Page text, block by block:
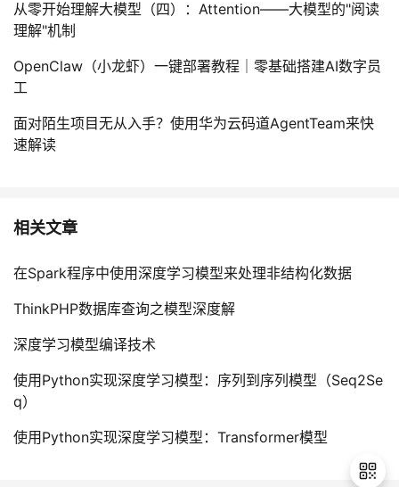
从零开始理解大模型（四）：Attention——大模型的"阅读
理解"机制
OpenClaw（小龙虾）一键部署教程｜零基础搭建AI数字员
工
面对陌生项目无从入手？使用华为云码道AgentTeam来快
速解读
相关文章
在Spark程序中使用深度学习模型来处理非结构化数据
ThinkPHP数据库查询之模型深度解
深度学习模型编译技术
使用Python实现深度学习模型：序列到序列模型（Seq2Se
q）
使用Python实现深度学习模型：Transformer模型